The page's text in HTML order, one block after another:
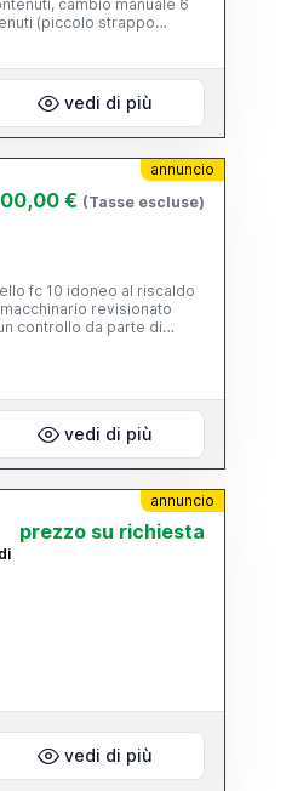
cambio manuale 6
(piccolo strappo
vedi di più
annuncio
€ (Tasse escluse)
fc 10 idoneo al riscaldo
revisionato
controllo da parte di
vedi di più
annuncio
prezzo su richiesta
vedi di più